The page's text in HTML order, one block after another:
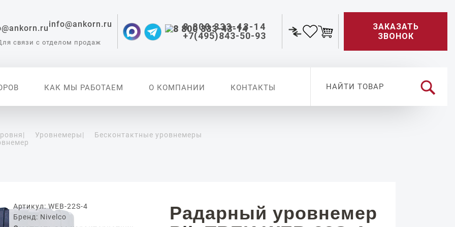
info@ankorn.ru
связи с отделом продаж
8 800 333-43-14
+7(495)843-50-93
ЗАКАЗАТЬ
ЗВОНОК
КАК МЫ РАБОТАЕМ О КОМПАНИИ КОНТАКТЫ
для
| Уровнемеры|
Бесконтактные уровнемеры
Артикул: WEB-22S-4
Бренд: Nivelco
Радарный уровнемер